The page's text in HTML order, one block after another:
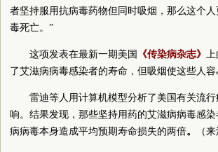
者坚持服用抗病毒药物但同时吸烟，那么这个
毒死亡。”
这项发表在最新一期美国 《传染病杂志》 上
了艾滋病病毒感染者的寿命，但吸烟使这些人
雷迪等人用计算机模型分析了美国有关流
响。结果发现，那些坚持用药的艾滋病病毒感
病病毒本身造成平均预期寿命损失的两倍。 （